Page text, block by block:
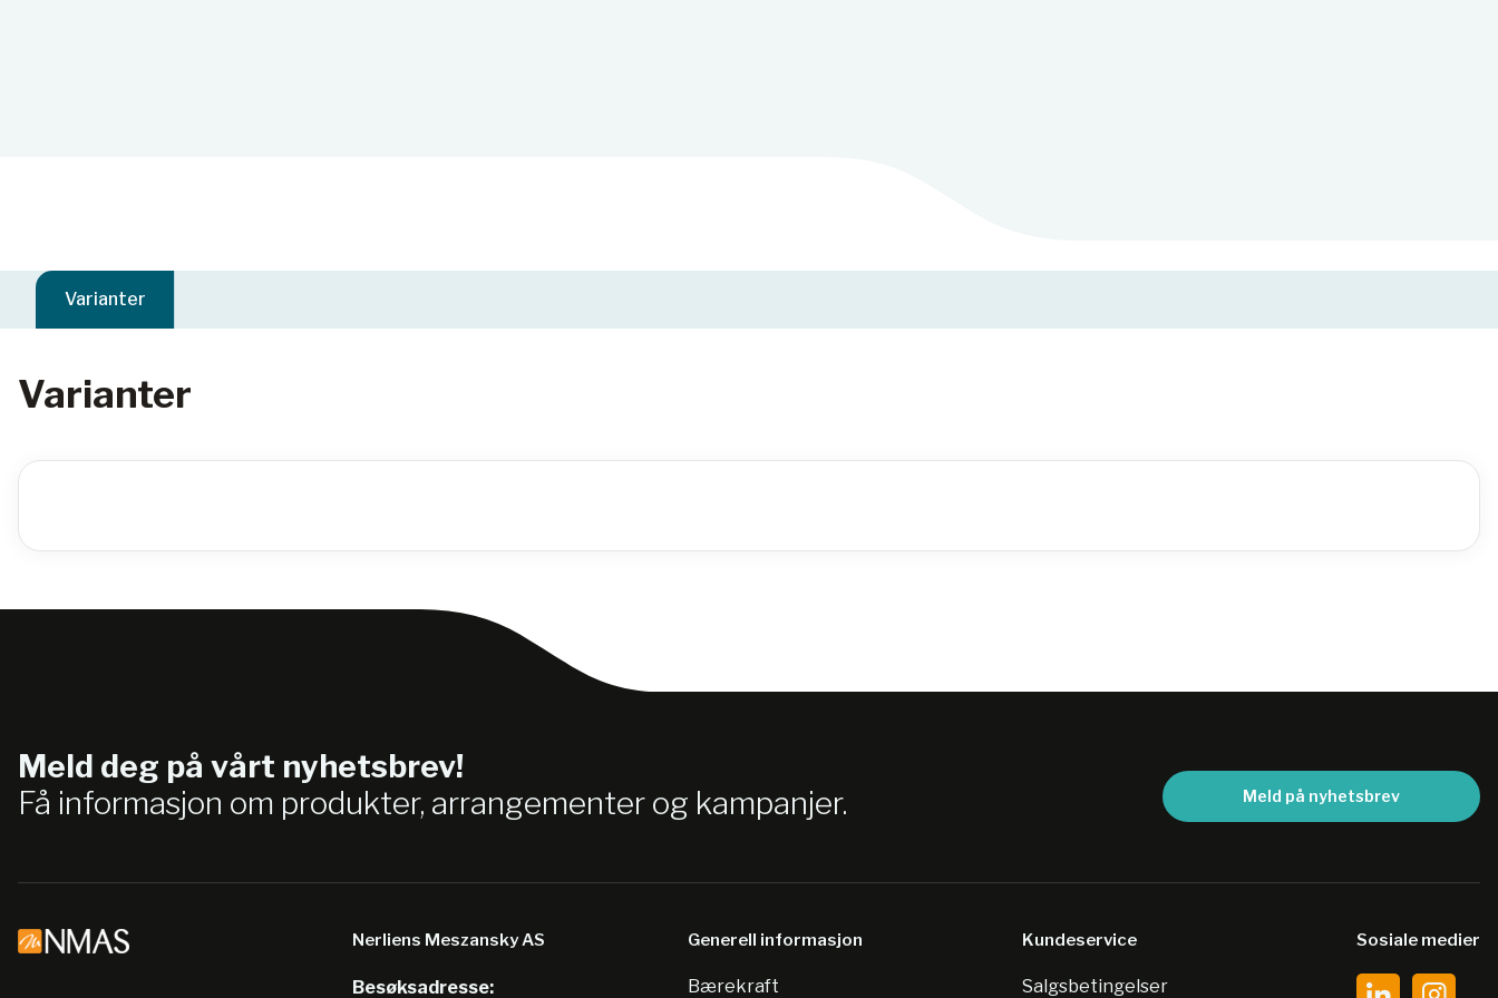
Varianter
Varianter
Meld deg på vårt nyhetsbrev!
Få informasjon om produkter, arrangementer og kampanjer.
Meld på nyhetsbrev
Nerliens Meszansky AS
Besøksadresse:
Generell informasjon
Bærekraft
Kundeservice
Salgsbetingelser
Sosiale medier